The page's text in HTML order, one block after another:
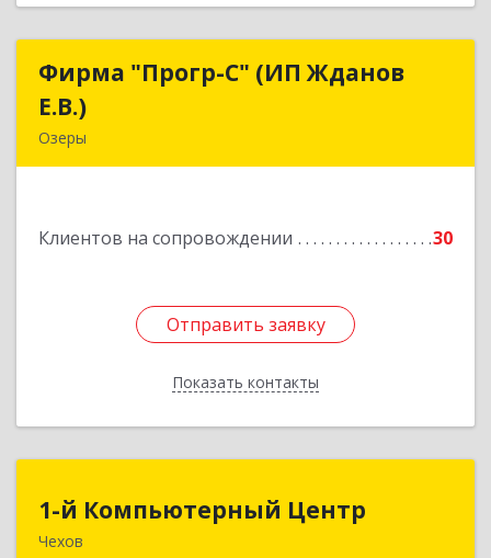
Фирма "Прогр-С" (ИП Жданов
Е.В.)
Озеры
Клиентов на сопровождении 30
Отправить заявку
Показать контакты
Фирма "Прогр-С" (ИП Жданов
Подробнее
Отправить заявку
Назад
1-й Компьютерный Центр
Чехов
1-й Компьютерный Центр
142306, Московская обл, Чеховский р-н, Чехов